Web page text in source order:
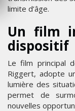
limite d’âge.
Un film
dispositif
Le film principal
Riggert, adopte
lumière des
permet de
nouvelles